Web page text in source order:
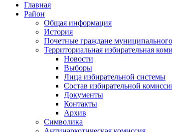
Главная
Район
Общая информация
История
Почетные граждане
Территориальная избирательная
Новости
Выборы
Лица избирательной системы
Состав избирательной
Документы
Контакты
Архив
Символика